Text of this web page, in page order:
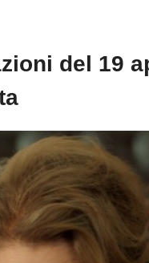
del 19